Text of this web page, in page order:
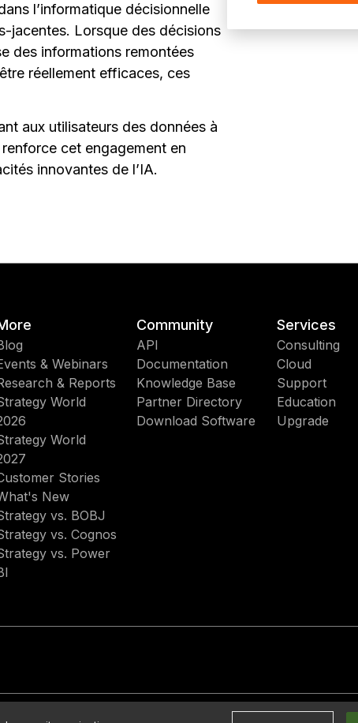
l’informatique décisionnelle
jacentes. Lorsque des décisions
des informations remontées
réellement efficaces, ces
aux utilisateurs des données à
cet engagement en
innovantes de l’IA.
& Webinars
& Reports
World
World
Stories
New
vs. BOBJ
vs. Cognos
vs. Power
Community
API
Documentation
Knowledge Base
Partner Directory
Download Software
Services
Consulting
Cloud
Support
Education
Upgrade